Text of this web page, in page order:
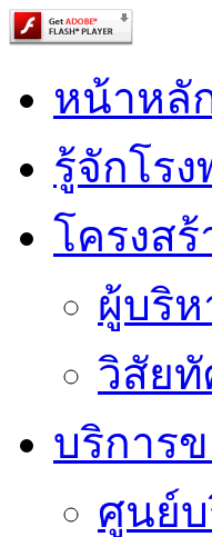
หน้าหลั
รู้จักโร
โครงสร้
ผู้บริห
วิสัย
บริการ
ศูนย์บ